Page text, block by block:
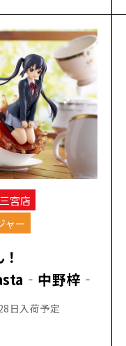
宮店
ャー
中野梓‐
日入荷予定